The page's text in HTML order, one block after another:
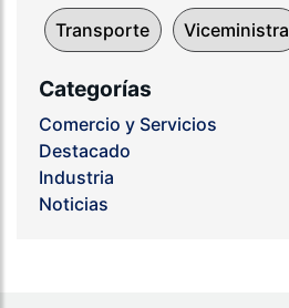
Transporte Viceministra
Categorías
Comercio y Servicios
Destacado
Industria
Noticias